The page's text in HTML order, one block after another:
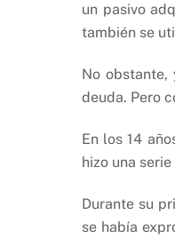
un pasivo
también se
No
deuda. Pero
En los 14
hizo una
Durante su
se había